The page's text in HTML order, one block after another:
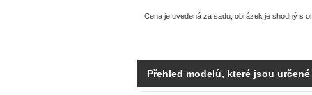
Cena je uvedená za sadu, obrázek je shodný s
Přehled modelů, které jsou